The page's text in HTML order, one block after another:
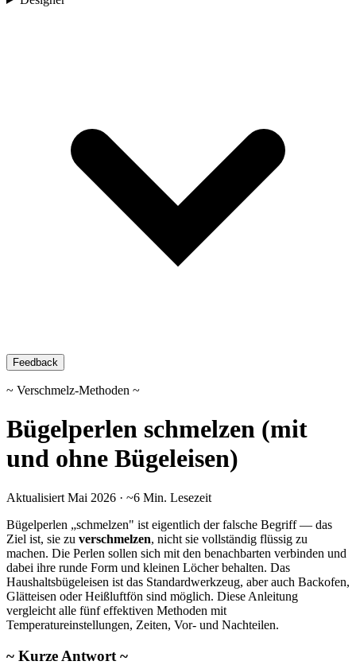
Feedback
~ Verschmelz-Methoden ~
Bügelperlen schmelzen (mit
und ohne Bügeleisen)
Aktualisiert Mai 2026 · ~6 Min. Lesezeit
Bügelperlen „schmelzen" ist eigentlich der falsche Begriff — das
Ziel ist, sie zu verschmelzen, nicht sie vollständig flüssig zu
machen. Die Perlen sollen sich mit den benachbarten verbinden und
dabei ihre runde Form und kleinen Löcher behalten. Das
Haushaltsbügeleisen ist das Standardwerkzeug, aber auch Backofen,
Glätteisen oder Heißluftfön sind möglich. Diese Anleitung
vergleicht alle fünf effektiven Methoden mit
Temperatureinstellungen, Zeiten, Vor- und Nachteilen.
~ Kurze Antwort ~